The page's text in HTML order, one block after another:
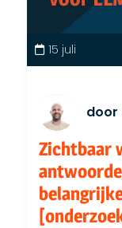
15 juli
door
Zichtbaar